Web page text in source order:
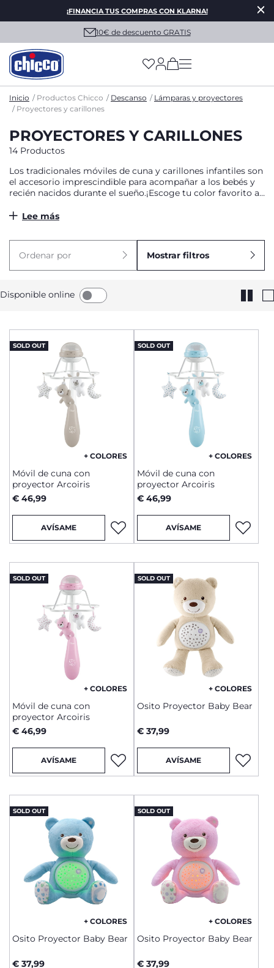
¡FINANCIA TUS COMPRAS CON KLARNA!
10€ de descuento GRATIS
(has more options
Inicio Productos Chicco Descanso
Lámparas y proyectores
Proyectores y carillones
PROYECTORES Y CARILLONES
14 Productos
Los tradicionales móviles de cuna y carillones infantiles son
el accesorio imprescindible para acompañar a los bebés y
recién nacidos durante el sueño.¡Escoge tu color favorito a
Lee más
Ordenar por Mostrar filtros
Disponible online
SOLD OUT
+ COLORES
Móvil de cuna con
proyector Arcoiris
€ 46,99
AVÍSAME
SOLD OUT
+ COLORES
Móvil de cuna con
proyector Arcoiris
€ 46,99
AVÍSAME
SOLD OUT
+ COLORES
Móvil de cuna con
proyector Arcoiris
€ 46,99
AVÍSAME
SOLD OUT
+ COLORES
Osito Proyector Baby Bear
€ 37,99
AVÍSAME
SOLD OUT
+ COLORES
Osito Proyector Baby Bear
€ 37,99
SOLD OUT
+ COLORES
Osito Proyector Baby Bear
€ 37,99